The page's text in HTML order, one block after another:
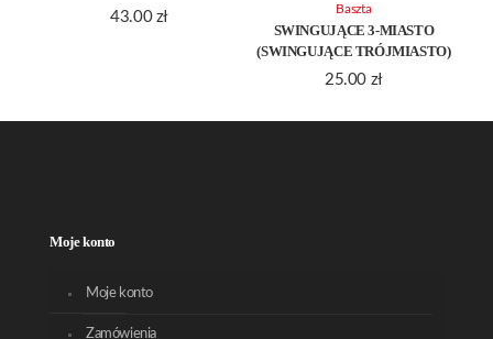
43.00 zł
SWINGUJĄCE 3-MIASTO
(SWINGUJĄCE TRÓJMIASTO)
25.00 zł
Baszta
Moje konto
Moje konto
Zamówienia